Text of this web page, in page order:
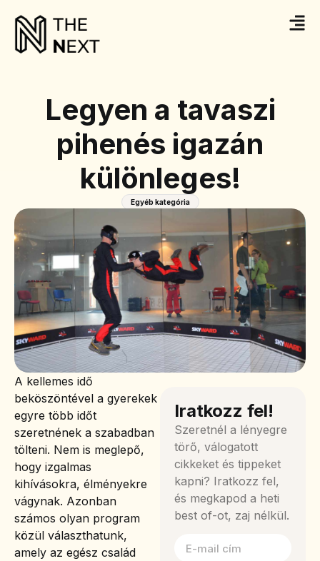
Legyen a tavaszi
pihenés igazán
különleges!
Egyéb kategória
A kellemes idő
beköszöntével a gyerekek
egyre több időt
szeretnének a szabadban
tölteni. Nem is meglepő,
hogy izgalmas
kihívásokra, élményekre
vágynak. Azonban
számos olyan program
közül választhatunk,
amely az egész család
Iratkozz fel!
Szeretnél a lényegre
törő, válogatott
cikkeket és tippeket
kapni? Iratkozz fel,
és megkapod a heti
best of-ot, zaj nélkül.